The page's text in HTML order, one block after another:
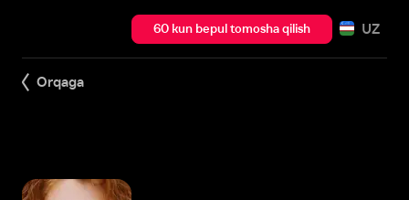
60 kun bepul tomosha qilish UZ
Orqaga